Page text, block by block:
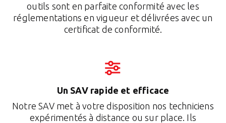
outils sont en parfaite conformité avec les
réglementations en vigueur et délivrées avec un
certificat de conformité.
Un SAV rapide et efficace
Notre SAV met à votre disposition nos techniciens
expérimentés à distance ou sur place. Ils